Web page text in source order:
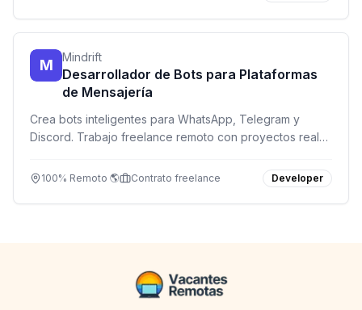
M Mindrift
Desarrollador de Bots para Plataformas
de Mensajería
Crea bots inteligentes para WhatsApp, Telegram y
Discord. Trabajo freelance remoto con proyectos reales
100% Remoto 🌎 Contrato freelance Developer